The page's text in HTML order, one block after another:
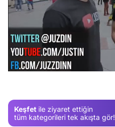
/
Keşfet ile ziyaret ettiğin
tüm kategorileri tek akışta gör!